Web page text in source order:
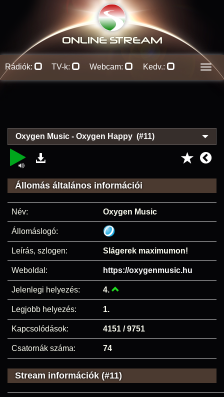
ONLINE STREAM
Rádiók: TV-k: Webcam: Kedv.:
Oxygen Music - Oxygen Happy (#11)
Állomás általános információi
Név: Oxygen Music
Állomáslogó:
Leírás, szlogen: Slágerek maximumon!
Weboldal: https://oxygenmusic.hu
Jelenlegi helyezés: 4.
Legjobb helyezés: 1.
Kapcsolódások: 4151 / 9751
Csatornák száma: 74
Stream információk (#11)